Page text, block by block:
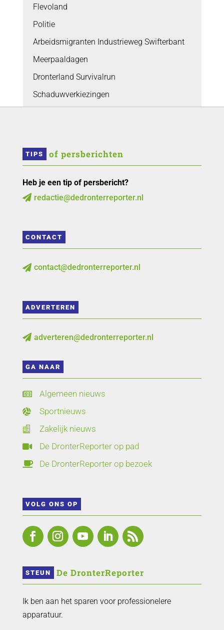
Flevoland
Politie
Arbeidsmigranten Industrieweg Swifterbant
Meerpaaldagen
Dronterland Survivalrun
Schaduwverkiezingen
TIPS of persberichten
Heb je een tip of persbericht?
 redactie@dedronterreporter.nl
CONTACT
 contact@dedronterreporter.nl
ADVERTEREN
 adverteren@dedronterreporter.nl
GA NAAR
 Algemeen nieuws
 Sportnieuws
 Zakelijk nieuws
 De DronterReporter op pad
 De DronterReporter op bezoek
VOLG ONS OP
STEUN De DronterReporter
Ik ben aan het sparen voor professionelere
apparatuur.